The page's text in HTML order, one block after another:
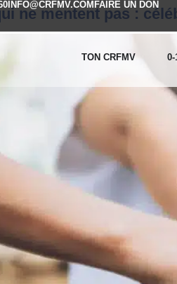
INFO@CRFMV.COM FAIRE UN DON
TON CRFMV 0-
ne mentent pas :